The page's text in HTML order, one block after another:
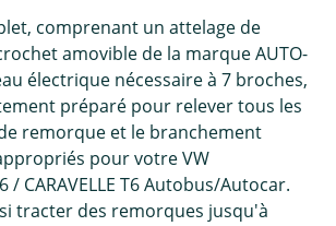
comprenant un attelage de
amovible de la marque AUTO-
électrique nécessaire à 7 broches,
préparé pour relever tous les
remorque et le branchement
pour votre VW
/ CARAVELLE T6 Autobus/Autocar.
tracter des remorques jusqu'à